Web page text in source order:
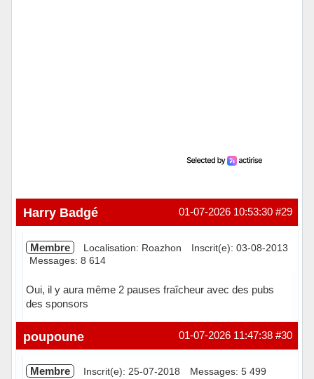
#29
01-07-2026 10:53:30
Harry Badgé
Membre Localisation: Roazhon
Inscrit(e): 03-08-2013
Messages: 8 614
Oui, il y aura même 2 pauses fraîcheur avec des pubs
des sponsors
Hors ligne #30
01-07-2026 11:47:38
poupoune
Membre Inscrit(e): 25-07-2018 Messages: 5 499